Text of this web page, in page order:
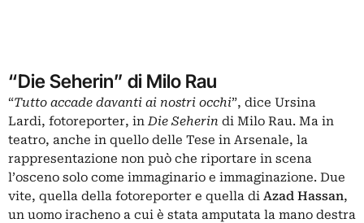
“Die Seherin” di Milo Rau
“Tutto accade davanti ai nostri occhi”, dice Ursina
Lardi, fotoreporter, inDie Seherin di Milo Rau. Ma in
teatro, anche in quello delle Tese in Arsenale, la
rappresentazione non può che riportare in scena
l’osceno solo come immaginario e immaginazione. Due
vite, quella della fotoreporter e quella di Azad Hassan,
un uomo iracheno a cui è stata amputata la mano destra